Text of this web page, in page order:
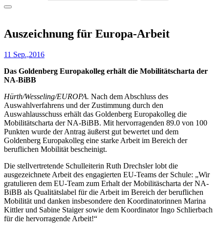
Auszeichnung für Europa-Arbeit
11 Sep.,2016
Das Goldenberg Europakolleg erhält die Mobilitätscharta der
NA-BiBB
Hürth/Wesseling/EUROPA. Nach dem Abschluss des
Auswahlverfahrens und der Zustimmung durch den
Auswahlausschuss erhält das Goldenberg Europakolleg die
Mobilitätscharta der NA-BiBB. Mit hervorragenden 89.0 von 100
Punkten wurde der Antrag äußerst gut bewertet und dem
Goldenberg Europakolleg eine starke Arbeit im Bereich der
beruflichen Mobilität bescheinigt.
Die stellvertretende Schulleiterin Ruth Drechsler lobt die
ausgezeichnete Arbeit des engagierten EU-Teams der Schule: „Wir
gratulieren dem EU-Team zum Erhalt der Mobilitäscharta der NA-
BiBB als Qualitätslabel für die Arbeit im Bereich der beruflichen
Mobilität und danken insbesondere den Koordinatorinnen Marina
Kittler und Sabine Staiger sowie dem Koordinator Ingo Schlierbach
für die hervorragende Arbeit!“